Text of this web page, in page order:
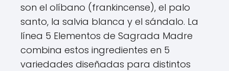
son el olíbano (frankincense), el palo
santo, la salvia blanca y el sándalo. La
línea 5 Elementos de Sagrada Madre
combina estos ingredientes en 5
variedades diseñadas para distintos